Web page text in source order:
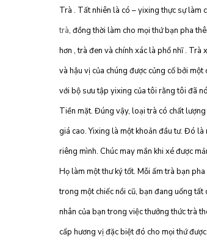
Trà . Tất nhiên là có – yixing thực sự làm
trà, đồng thời làm cho mọi thứ bạn pha
hơn , trà đen và chính xác là phổ nhĩ .
và hậu vị của chúng được củng cố bởi
với bộ sưu tập yixing của tôi rằng tôi đã
Tiền mặt. Đúng vậy, loại trà có chất
giá cao. Yixing là một khoản đầu tư. Đó
riêng mình. Chúc may mắn khi xé được
Họ làm một thư ký tốt. Mỗi ấm trà bạn
trong một chiếc nồi cũ, bạn đang uống
nhân của bạn trong việc thưởng thức trà
cấp hương vị đặc biệt đó cho mọi thứ